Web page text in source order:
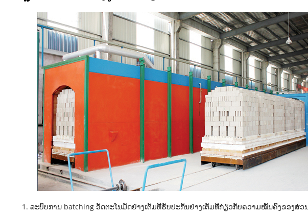
1. ລະບົບການ batching ອັດຕະໂນມັດຢ່າງເຕັມທີ່ຮັບປະກັນຢ່າງເຕັມທີ່ກ່ຽວກັບຄວາມໝັ້ນຄົງຂອງ